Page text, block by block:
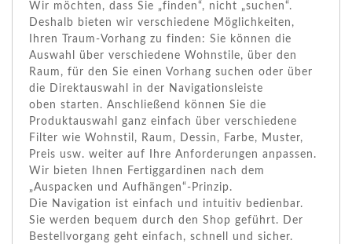
Wir möchten, dass Sie „finden“, nicht „suchen“.
Deshalb bieten wir verschiedene Möglichkeiten,
Ihren Traum-Vorhang zu finden: Sie können die
Auswahl über verschiedene Wohnstile, über den
Raum, für den Sie einen Vorhang suchen oder über
die Direktauswahl in der Navigationsleiste
oben starten. Anschließend können Sie die
Produktauswahl ganz einfach über verschiedene
Filter wie Wohnstil, Raum, Dessin, Farbe, Muster,
Preis usw. weiter auf Ihre Anforderungen anpassen.
Wir bieten Ihnen Fertiggardinen nach dem
„Auspacken und Aufhängen“-Prinzip.
Die Navigation ist einfach und intuitiv bedienbar.
Sie werden bequem durch den Shop geführt. Der
Bestellvorgang geht einfach, schnell und sicher.